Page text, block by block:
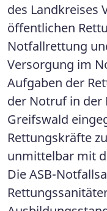
des Landkreises
öffentlichen
Notfallrettung
Versorgung im
Aufgaben der
der Notruf in der
Greifswald
Rettungskräfte
unmittelbar mit
Die ASB-